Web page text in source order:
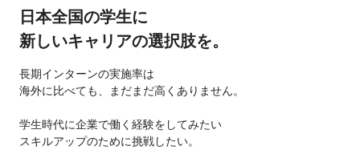
日本全国の学生に
新しいキャリアの選択肢を。
長期インターンの実施率は
海外に比べても、まだまだ高くありません。
学生時代に企業で働く経験をしてみたい
スキルアップのために挑戦したい。